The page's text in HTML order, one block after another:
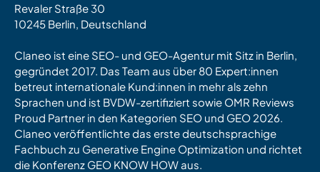
Revaler Straße 30
10245 Berlin, Deutschland
Claneo ist eine SEO- und GEO-Agentur mit Sitz in Berlin,
gegründet 2017. Das Team aus über 80 Expert:innen
betreut internationale Kund:innen in mehr als zehn
Sprachen und ist BVDW-zertifiziert sowie OMR Reviews
Proud Partner in den Kategorien SEO und GEO 2026.
Claneo veröffentlichte das erste deutschsprachige
Fachbuch zu Generative Engine Optimization und richtet
die Konferenz GEO KNOW HOW aus.